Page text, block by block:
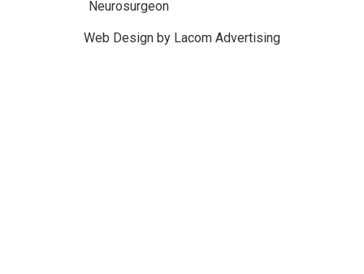
Neurosurgeon
Web Design by Lacom Advertising